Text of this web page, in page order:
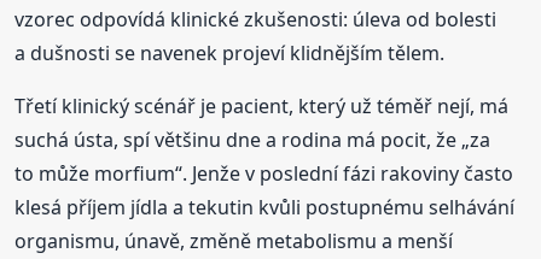
vzorec odpovídá klinické zkušenosti: úleva od bolesti
a dušnosti se navenek projeví klidnějším tělem.
Třetí klinický scénář je pacient, který už téměř nejí, má
suchá ústa, spí většinu dne a rodina má pocit, že „za
to může morfium“. Jenže v poslední fázi rakoviny často
klesá příjem jídla a tekutin kvůli postupnému selhávání
organismu, únavě, změně metabolismu a menší